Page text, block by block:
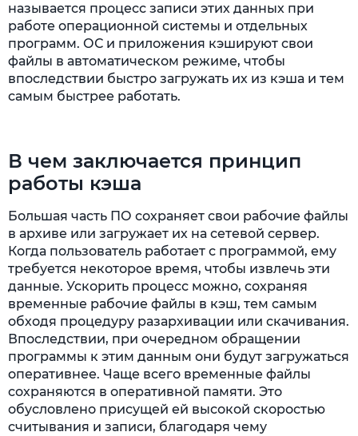
называется процесс записи этих данных при
работе операционной системы и отдельных
программ. ОС и приложения кэшируют свои
файлы в автоматическом режиме, чтобы
впоследствии быстро загружать их из кэша и тем
самым быстрее работать.
В чем заключается принцип
работы кэша
Большая часть ПО сохраняет свои рабочие файлы
в архиве или загружает их на сетевой сервер.
Когда пользователь работает с программой, ему
требуется некоторое время, чтобы извлечь эти
данные. Ускорить процесс можно, сохраняя
временные рабочие файлы в кэш, тем самым
обходя процедуру разархивации или скачивания.
Впоследствии, при очередном обращении
программы к этим данным они будут загружаться
оперативнее. Чаще всего временные файлы
сохраняются в оперативной памяти. Это
обусловлено присущей ей высокой скоростью
считывания и записи, благодаря чему